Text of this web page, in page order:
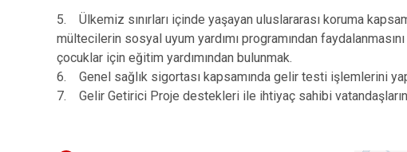
5. Ülkemiz sınırları içinde yaşayan uluslararası koruma
mültecilerin sosyal uyum yardımı programından
çocuklar için eğitim yardımından bulunmak.
6. Genel sağlık sigortası kapsamında gelir testi işlemlerini
7. Gelir Getirici Proje destekleri ile ihtiyaç sahibi vatandaşların